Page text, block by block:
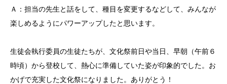
Ａ：担当の先生と話をして、種目を変更するなどして、みんなが
楽しめるようにパワーアップしたと思います。
生徒会執行委員の生徒たちが、文化祭前日や当日、早朝（午前６
時頃）から登校して、熱心に準備していた姿が印象的でした。お
かげで充実した文化祭になりました。ありがとう！